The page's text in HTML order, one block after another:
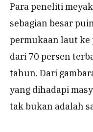
Para peneliti
sebagian besar
permukaan laut ke
dari 70 persen
tahun. Dari
yang dihadapi
tak bukan adalah